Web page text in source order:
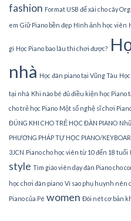
fashion Format USB để xài cho cây
em Giữ Piano bền đẹp Hình ảnh học viên
gì Học Piano bao lâu thì chơi được?
nhà Học đàn piano tại Vũng Tàu
tại nhà Khi nào bé đủ điều kiện học Piano
cho trẻ học Piano Một số nghệ sĩ chơi
ĐÚNG KHI CHO TRẺ HỌC ĐÀN PIANO
PHƯƠNG PHÁP TỰ HỌC PIANO/
3JCN Piano cho học viên từ 10 đến 18 tuổi
style Tìm giáo viên dạy đàn Piano cho
học chơi đàn piano Vì sao phụ huynh nên
Piano của Pé women Đôi nét cơ bản